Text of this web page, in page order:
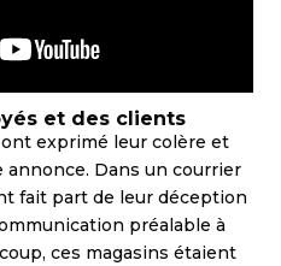
et des clients
exprimé leur colère et
Dans un courrier
fait part de leur déception
préalable à
ces magasins étaient